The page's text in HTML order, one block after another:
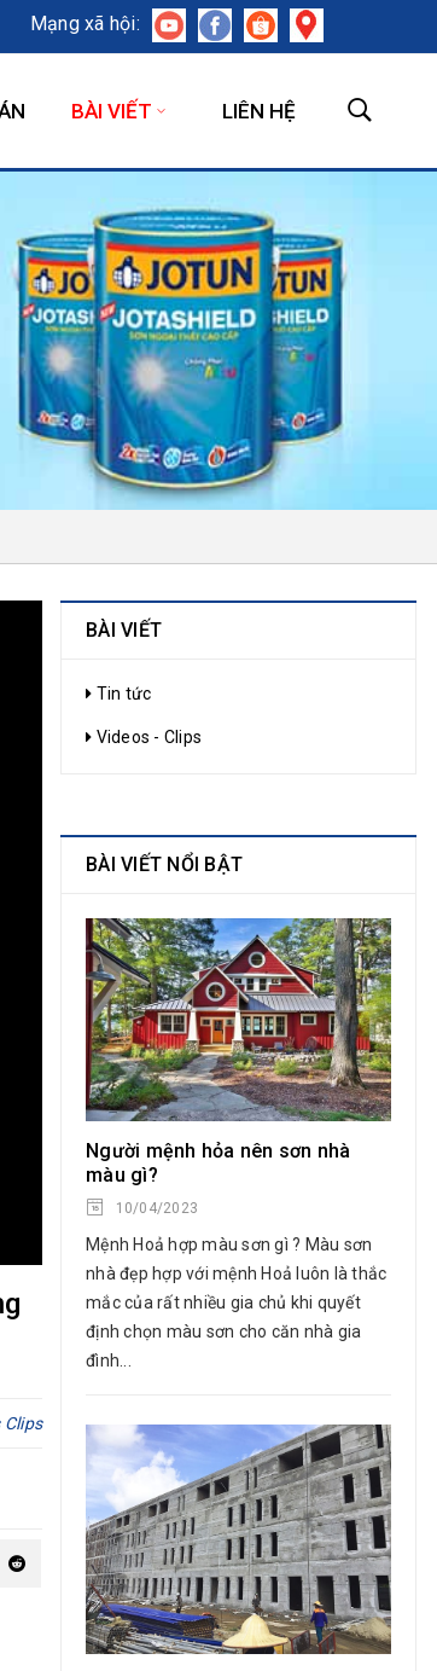
Mạng xã hội:
BÀI VIẾT LIÊN HỆ
Clips
BÀI VIẾT
Tin tức
Videos - Clips
BÀI VIẾT NỔI BẬT
Người mệnh hỏa nên sơn nhà
màu gì?
10/04/2023
Mệnh Hoả hợp màu sơn gì ? Màu sơn
nhà đẹp hợp với mệnh Hoả luôn là thắc
mắc của rất nhiều gia chủ khi quyết
định chọn màu sơn cho căn nhà gia
đình...